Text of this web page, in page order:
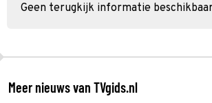
Geen terugkijk informatie
Meer nieuws van TVgids.nl